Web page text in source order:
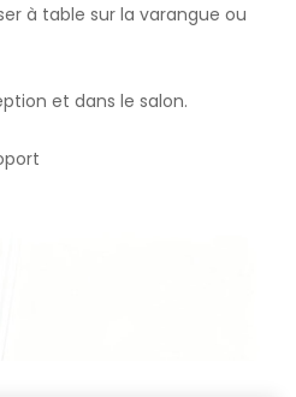
à table sur la varangue ou
et dans le salon.